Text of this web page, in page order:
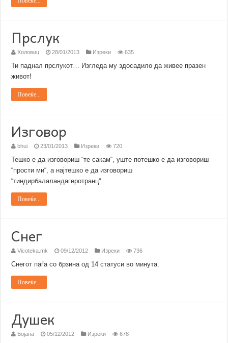
Прслук
Холовиц 28/01/2013 Изреки 635
Ти паднал прслукот… Изгледа му здосадило да живее празен
живот!
Повеќе...
Изговор
bhui 23/01/2013 Изреки 720
Тешко е да изговориш “те сакам“, уште потешко е да изговориш
“прости ми“, а најтешко е да изговориш
“тиндирбалаландагеротранц“.
Повеќе...
Снег
Vicoteka.mk 09/12/2012 Изреки 736
Снегот паѓа со брзина од 14 статуси во минута.
Повеќе...
Душек
Бојана 05/12/2012 Изреки 678